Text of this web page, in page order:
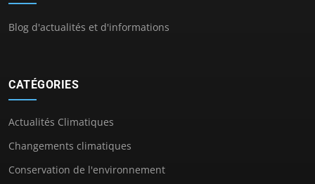
Blog d'actualités et d'informations
CATÉGORIES
Actualités Climatiques
Changements climatiques
Conservation de l'environnement